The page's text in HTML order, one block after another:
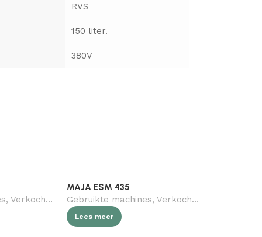
RVS
150 liter.
380V
, Verkocht (gebruikt) , Geen categorie, Slagerij
MAJA ESM 435
Gebruikte machines, Verkocht (gebruikt)
Lees meer